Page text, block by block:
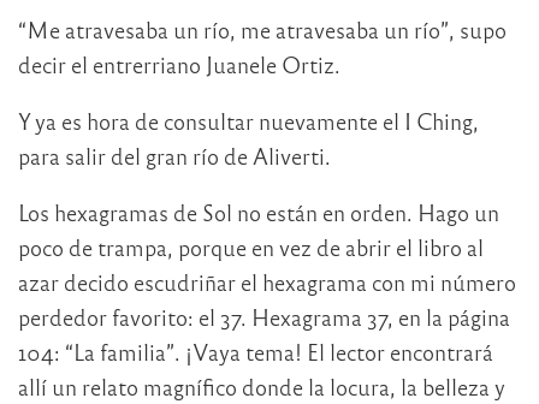
“Me atravesaba un río, me atravesaba un río”, supo
decir el entrerriano Juanele Ortiz.
Y ya es hora de consultar nuevamente el I Ching,
para salir del gran río de Aliverti.
Los hexagramas de Sol no están en orden. Hago un
poco de trampa, porque en vez de abrir el libro al
azar decido escudriñar el hexagrama con mi número
perdedor favorito: el 37. Hexagrama 37, en la página
104: “La familia”. ¡Vaya tema! El lector encontrará
allí un relato magnífico donde la locura, la belleza y